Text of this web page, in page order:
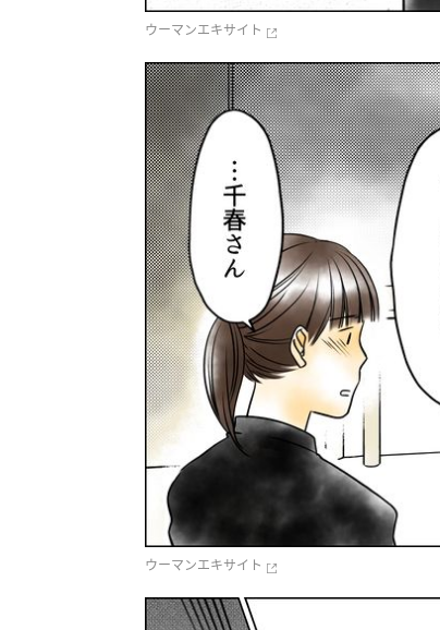
ウーマンエキサイト
ウーマンエキサイト